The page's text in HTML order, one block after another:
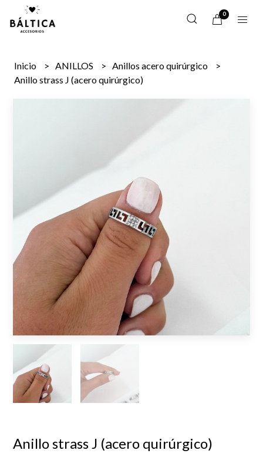
0
Inicio ANILLOS
Anillos acero quirúrgico
Anillo strass J (acero quirúrgico)
Anillo strass J (acero quirúrgico)